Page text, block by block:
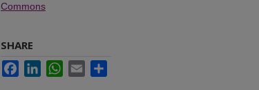
Commons
SHARE
FacebookLinkedInWhatsApp
Email